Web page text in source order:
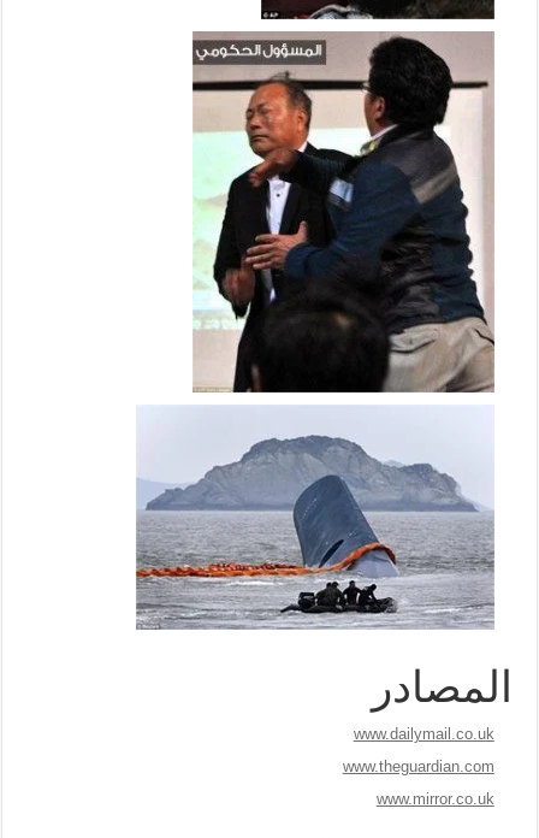
المصادر
www.dailymail.co.uk
www.theguardian.com
www.mirror.co.uk